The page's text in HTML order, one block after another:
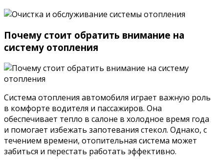
Почему стоит обратить внимание на
систему отопления
Система отопления автомобиля играет важную роль
в комфорте водителя и пассажиров. Она
обеспечивает тепло в салоне в холодное время года
и помогает избежать запотевания стекол. Однако, с
течением времени, отопительная система может
забиться и перестать работать эффективно.